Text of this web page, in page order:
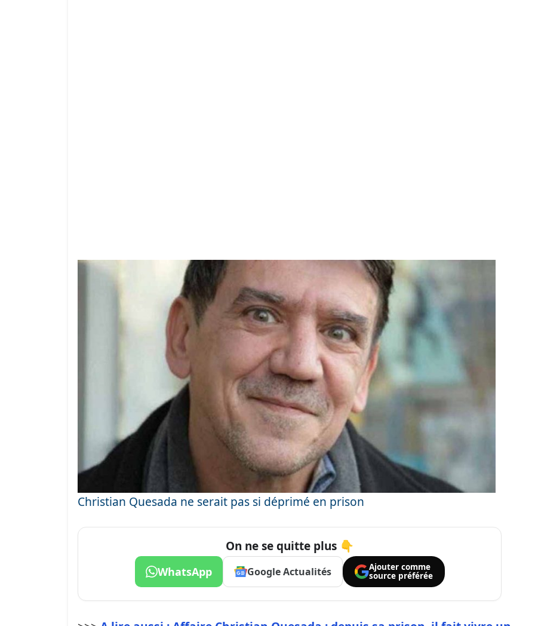
Christian Quesada ne serait pas si déprimé en prison
On ne se quitte plus 👇
WhatsApp Google Actualités
Ajouter comme
source préférée